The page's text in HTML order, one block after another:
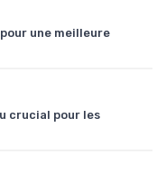
une meilleure
crucial pour les